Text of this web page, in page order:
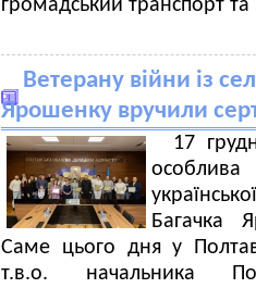
громадський транспорт та
Ветерану війни із
Ярошенку вручили
17
Багачка
Саме цього дня у
т.в.о. начальника